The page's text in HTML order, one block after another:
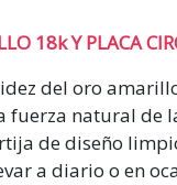
18k Y PLACA
del oro
fuerza natural de
de diseño
a diario o en